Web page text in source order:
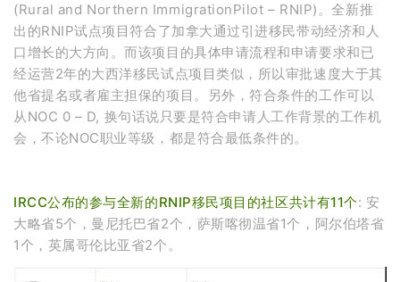
(Rural and Northern ImmigrationPilot – RNIP)。全新推
出的RNIP试点项目符合了加拿大通过引进移民带动经济和人
口增长的大方向。而该项目的具体申请流程和申请要求和已
经运营2年的大西洋移民试点项目类似，所以审批速度大于其
他省提名或者雇主担保的项目。另外，符合条件的工作可以
从NOC 0 – D, 换句话说只要是符合申请人工作背景的工作机
会，不论NOC职业等级，都是符合最低条件的。
IRCC公布的参与全新的RNIP移民项目的社区共计有11个: 安
大略省5个，曼尼托巴省2个，萨斯喀彻温省1个，阿尔伯塔省
1个，英属哥伦比亚省2个。